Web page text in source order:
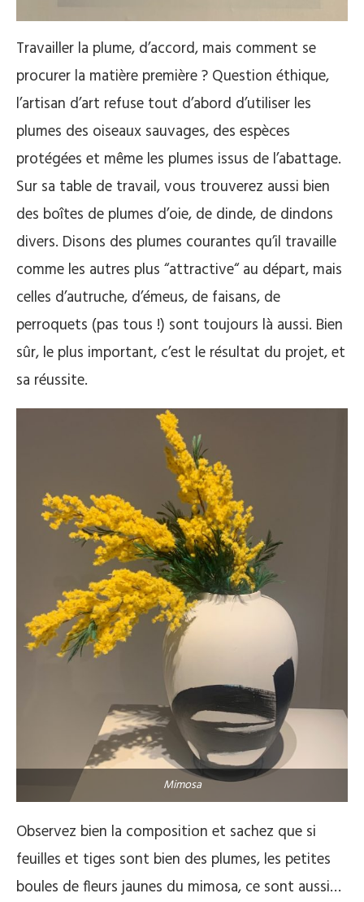
Travailler la plume, d’accord, mais comment se
procurer la matière première ? Question éthique,
l’artisan d’art refuse tout d’abord d’utiliser les
plumes des oiseaux sauvages, des espèces
protégées et même les plumes issus de l’abattage.
Sur sa table de travail, vous trouverez aussi bien
des boîtes de plumes d’oie, de dinde, de dindons
divers. Disons des plumes courantes qu’il travaille
comme les autres plus “attractive“ au départ, mais
celles d’autruche, d’émeus, de faisans, de
perroquets (pas tous !) sont toujours là aussi. Bien
sûr, le plus important, c’est le résultat du projet, et
sa réussite.
Mimosa
Observez bien la composition et sachez que si
feuilles et tiges sont bien des plumes, les petites
boules de fleurs jaunes du mimosa, ce sont aussi…